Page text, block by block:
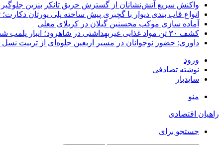
واکنش سریع آتش‌نشانان از گسترش حریق تانکر بنزین
انواع قاب بندی دیوار با گچبری پیش ساخته پلی یورتان
آماده سازی موکب محسنین گیلان در کربلای معلی
کشف ۳۰ تن مواد غذایی غیربهداشتی در شاهرود؛ انبار پلمب شد
داوری: حضور نوجوانان در مسیر اربعین جلوه‌ای از تربیت
ورود
نوشته تصادفی
سایدبار
منو
راهیان اقتصادی
جستجو برای